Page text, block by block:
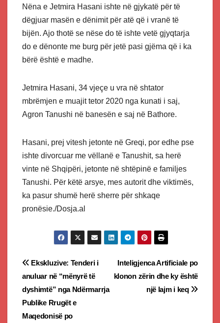
Nëna e Jetmira Hasani ishte në gjykatë për të
dëgjuar masën e dënimit për atë që i vranë të
bijën. Ajo thotë se nëse do të ishte vetë gjyqtarja
do e dënonte me burg për jetë pasi gjëma që i ka
bërë është e madhe.
Jetmira Hasani, 34 vjeçe u vra në shtator
mbrëmjen e muajit tetor 2020 nga kunati i saj,
Agron Tanushi në banesën e saj në Bathore.
Hasani, prej vitesh jetonte në Greqi, por edhe pse
ishte divorcuar me vëllanë e Tanushit, sa herë
vinte në Shqipëri, jetonte në shtëpinë e familjes
Tanushi. Për këtë arsye, mes autorit dhe viktimës,
ka pasur shumë herë sherre për shkaqe
pronësie./Dosja.al
Post
navigation
Inteligjenca Artificiale po
klonon zërin dhe ky është
një lajm i keq
Ekskluzive: Tenderi i
anuluar në “mënyrë të
dyshimtë” nga Ndërmarrja
Publike Rrugët e
Maqedonisë po